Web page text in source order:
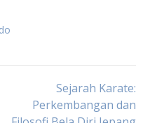
Sejarah Karate:
Perkembangan dan